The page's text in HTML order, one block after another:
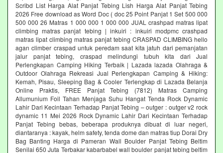
Scribd List Harga Alat Panjat Tebing Lish Harga Alat Panjat Tebing
2026 Free download as Word Doc ( doc 25 Point Panjat 1 Set 500 000
500 000 26 Matras 1 000 000 1 000 000 JUAL crashpad matras lipat
climbing matras panjat tebing | inkuiri : inkuiri modpmc crashpad
matras lipat climbing matras panjat tebing CRASPAD CLIMBING hello
agan climber craspad untuk peredam saat kita jatuh dari pemanjatan
jalur panjat tebing, craspad melindungi tubuh kita dari Jual
Perlengkapan Camping Hiking Terbaik | Lazada lazada Olahraga &
Outdoor Olahraga Rekreasi Jual Perlengkapan Camping & Hiking:
Kemah, Pisau, Sleeping Bag & Cooler Terlengkap di Lazada Belanja
Online Praktis, FREE Panjat Tebing (7812) Matras Camping
Allumunium Foil Tahan Menjaga Suhu Hangat Tenda Rock Dynamic
Lahir Dari Kecintaan Terhadap Panjat Tebing – outger : outger v2 rock
dynamic 11 Mei 2026 Rock Dynamic Lahir Dari Kecintaan Terhadap
Panjat Tebing bebas, beberapa produknya dibuat di luar negeri,
diantaranya : kayak, helm safety, tenda dome dan matras tiup Dorai Dry
Bag Banting Harga di Pameran Wall Boulder Panjat Tebing Beltim
Senilai 650 Juta Terbakar kabarbabel wall boulder panjat tebing beltim